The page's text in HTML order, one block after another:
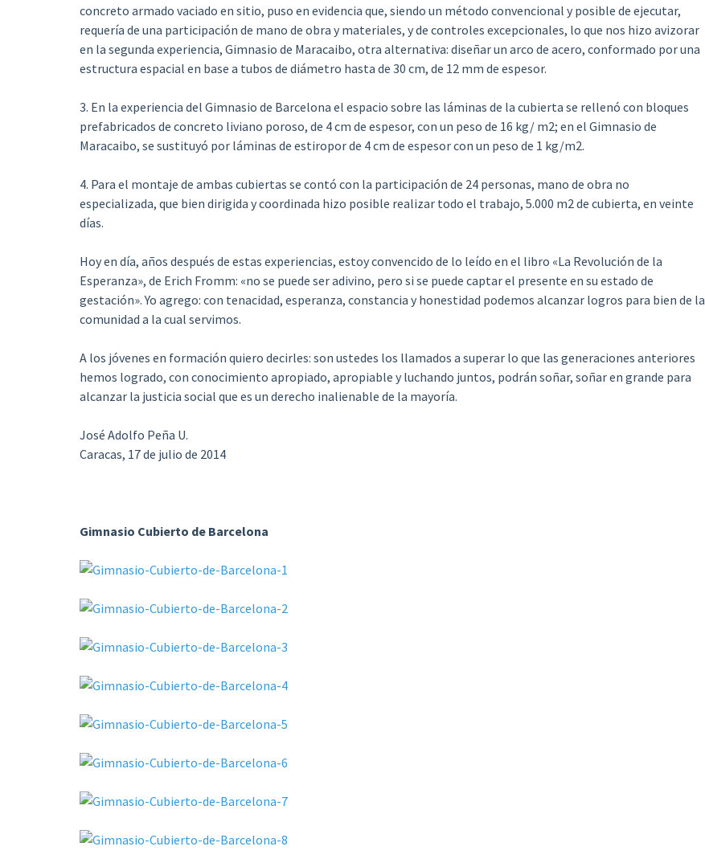
concreto armado vaciado en sitio, puso en evidencia que, siendo un método convencional y posible de ejecutar,
requería de una participación de mano de obra y materiales, y de controles excepcionales, lo que nos hizo avizorar
en la segunda experiencia, Gimnasio de Maracaibo, otra alternativa: diseñar un arco de acero, conformado por una
estructura espacial en base a tubos de diámetro hasta de 30 cm, de 12 mm de espesor.
3. En la experiencia del Gimnasio de Barcelona el espacio sobre las láminas de la cubierta se rellenó con bloques
prefabricados de concreto liviano poroso, de 4 cm de espesor, con un peso de 16 kg/ m2; en el Gimnasio de
Maracaibo, se sustituyó por láminas de estiropor de 4 cm de espesor con un peso de 1 kg/m2.
4. Para el montaje de ambas cubiertas se contó con la participación de 24 personas, mano de obra no
especializada, que bien dirigida y coordinada hizo posible realizar todo el trabajo, 5.000 m2 de cubierta, en veinte
días.
Hoy en día, años después de estas experiencias, estoy convencido de lo leído en el libro «La Revolución de la
Esperanza», de Erich Fromm: «no se puede ser adivino, pero si se puede captar el presente en su estado de
gestación». Yo agrego: con tenacidad, esperanza, constancia y honestidad podemos alcanzar logros para bien de la
comunidad a la cual servimos.
A los jóvenes en formación quiero decirles: son ustedes los llamados a superar lo que las generaciones anteriores
hemos logrado, con conocimiento apropiado, apropiable y luchando juntos, podrán soñar, soñar en grande para
alcanzar la justicia social que es un derecho inalienable de la mayoría.
José Adolfo Peña U.
Caracas, 17 de julio de 2014
Gimnasio Cubierto de Barcelona